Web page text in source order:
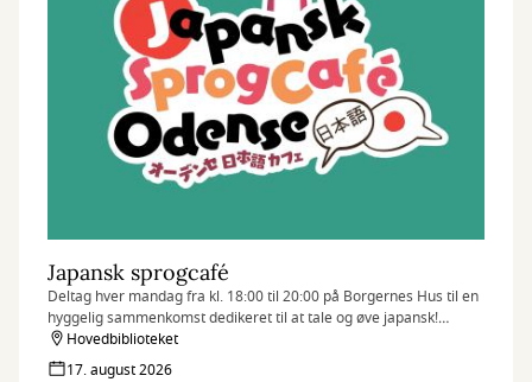
Japansk sprogcafé
Deltag hver mandag fra kl. 18:00 til 20:00 på Borgernes Hus til en
hyggelig sammenkomst dedikeret til at tale og øve japansk!
Uanset om du er nybegynder, flydende taler, eller blot nysgerrig
på sproget, er alle velkomne.
Hovedbiblioteket
17. august 2026